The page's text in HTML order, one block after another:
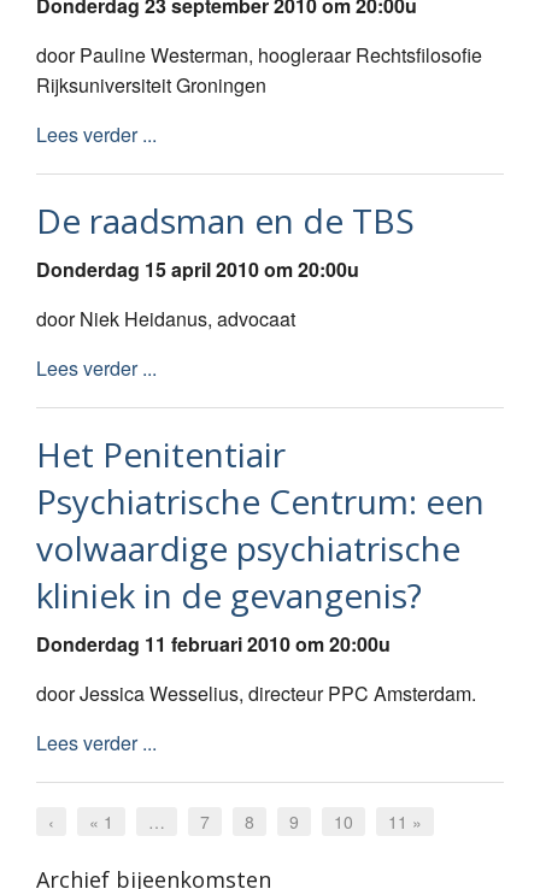
door Pauline Westerman, hoogleraar Rechtsfilosofie
Rijksuniversiteit Groningen
Lees verder ...
De raadsman en de TBS
Donderdag 15 april 2010 om 20:00u
door Niek Heidanus, advocaat
Lees verder ...
Het Penitentiair
Psychiatrische Centrum: een
volwaardige psychiatrische
kliniek in de gevangenis?
Donderdag 11 februari 2010 om 20:00u
door Jessica Wesselius, directeur PPC Amsterdam.
Lees verder ...
‹ « 1 … 7 8 9 10 11 »
Archief bijeenkomsten